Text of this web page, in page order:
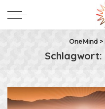
OneMind >
Schlagwort: